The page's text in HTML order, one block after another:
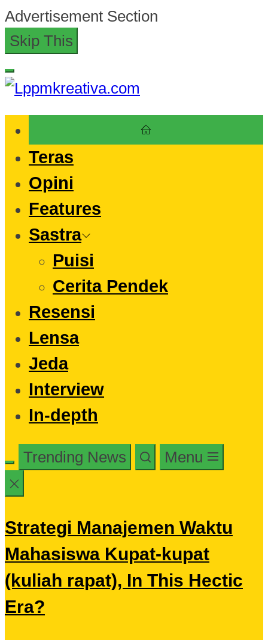
Skip
to
content
Advertisement Section
Skip This
Teras
Opini
Features
Sastra
Puisi
Cerita Pendek
Resensi
Lensa
Jeda
Interview
In-depth
Trending News Menu
Strategi Manajemen Waktu
Mahasiswa Kupat-kupat
(kuliah rapat), In This Hectic
Era?